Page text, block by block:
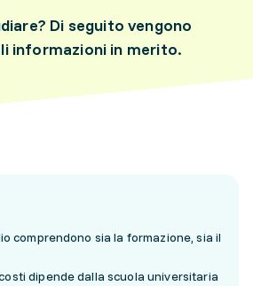
Di seguito vengono
informazioni in merito.
comprendono sia la formazione, sia il
dipende dalla scuola universitaria